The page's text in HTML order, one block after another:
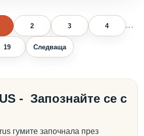
2 3 4 ...
19 Следваща
- Запознайте се с
гумите започнала през